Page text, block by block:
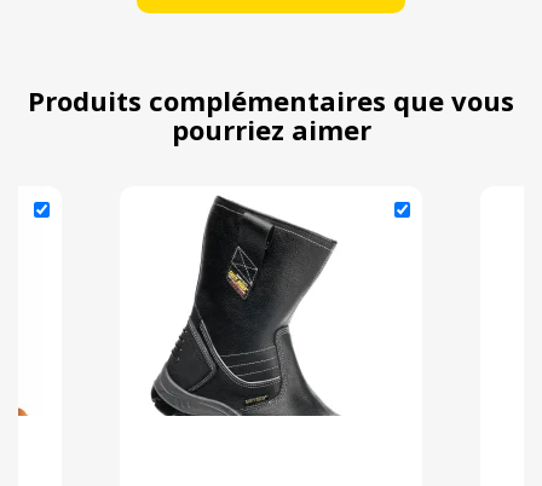
Produits complémentaires que vous
pourriez aimer